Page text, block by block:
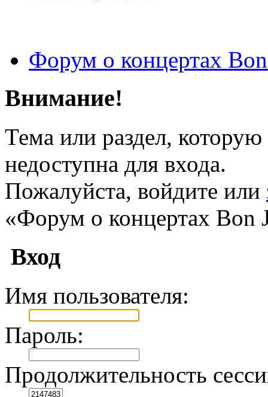
Форум о концертах
Внимание!
Тема или раздел,
недоступна для входа.
Пожалуйста, войдите или
«Форум о концертах Bon
Вход
Имя пользователя:
Пароль:
Продолжительность